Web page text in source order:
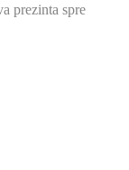
prezinta spre